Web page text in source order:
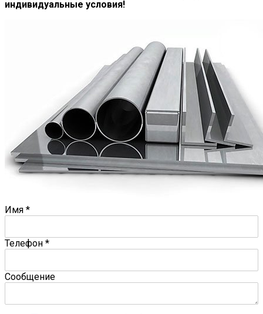
индивидуальные условия!
Имя *
Телефон *
Сообщение